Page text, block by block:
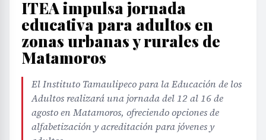
ITEA impulsa jornada
educativa para adultos en
zonas urbanas y rurales de
Matamoros
El Instituto Tamaulipeco para la Educación de los
Adultos realizará una jornada del 12 al 16 de
agosto en Matamoros, ofreciendo opciones de
alfabetización y acreditación para jóvenes y